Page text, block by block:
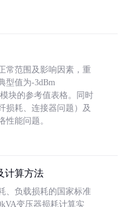
常范围及影响因素，重
型值为-3dBm
块的参考值表格。同时
损耗、连接器问题）及
性能问题。
计算方法
、负载损耗的国家标准
变压器损耗计算实